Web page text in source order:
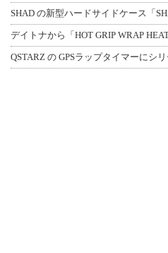
SHAD の新型ハードサイドケース「
デイトナから「HOT GRIP WRAP
QSTARZ の GPSラップタイマーにシ